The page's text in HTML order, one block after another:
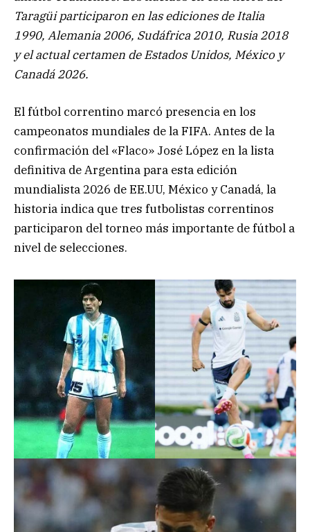
Taragüi participaron en las ediciones de Italia
1990, Alemania 2006, Sudáfrica 2010, Rusia 2018
y el actual certamen de Estados Unidos, México y
Canadá 2026.
El fútbol correntino marcó presencia en los
campeonatos mundiales de la FIFA. Antes de la
confirmación del «Flaco» José López en la lista
definitiva de Argentina para esta edición
mundialista 2026 de EE.UU, México y Canadá, la
historia indica que tres futbolistas correntinos
participaron del torneo más importante de fútbol a
nivel de selecciones.